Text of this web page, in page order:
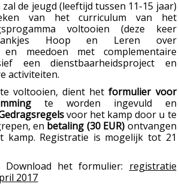
de jeugd (leeftijd tussen 11-15 jaar)
van het curriculum van het
voltooien (deze keer
Hoop en Leren over
en meedoen met complementaire
een dienstbaarheidsproject en
activiteiten.
voltooien, dient hetformulier voor
te worden ingevuld en
voor het kamp door u te
en betaling (30 EUR) ontvangen
kamp. Registratie is mogelijk tot 21
het formulier: registratie
2017